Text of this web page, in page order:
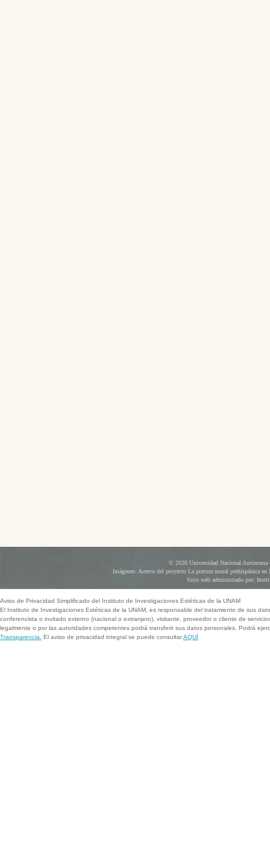
© 2026 Universidad Nacional Autónoma
Imágenes: Acervo del proyecto La pintura mural prehispánica
Sitio web administrado por:
Aviso de Privacidad Simplificado del Instituto de Investigaciones Estéticas de la UNAM
El Instituto de Investigaciones Estéticas de la UNAM, es responsable del tratamiento de sus
conferencista o invitado externo (nacional o extranjero), visitante, proveedor o cliente de
legalmente o por las autoridades competentes podrá transferir sus datos personales. Podrá
Transparencia.
El aviso de privacidad integral se puede consultarAQUÍ